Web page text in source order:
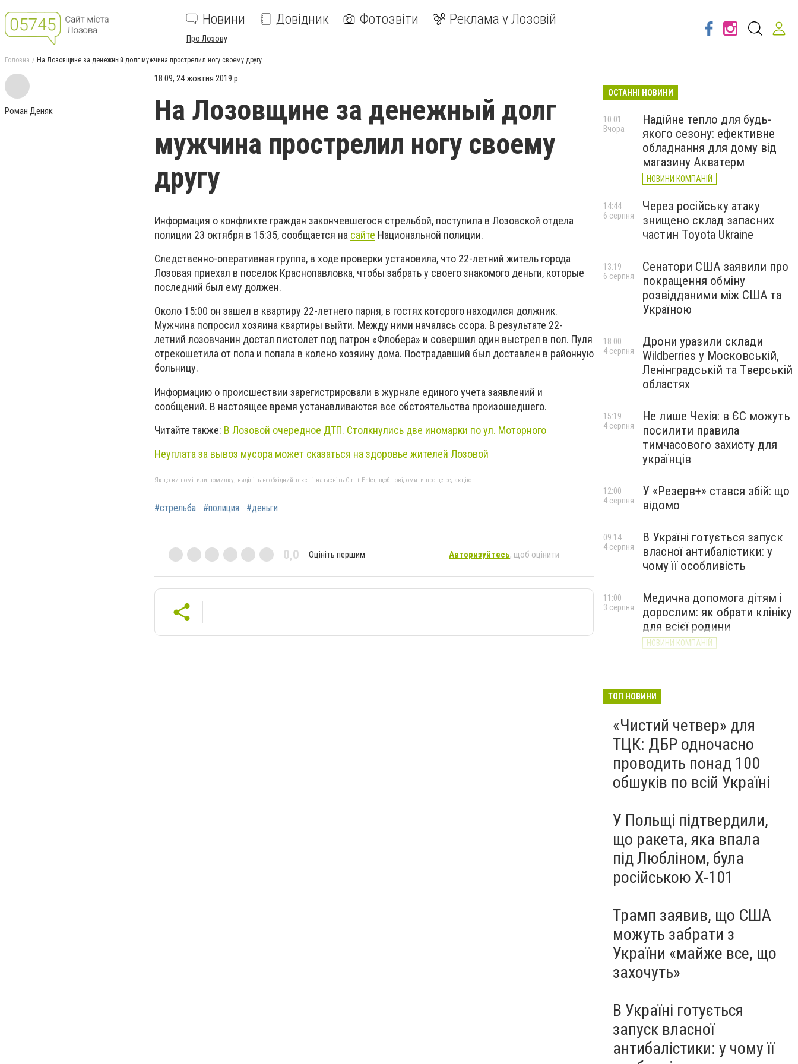
Новини Довідник Фотозвіти Реклама у Лозовій
Про Лозову
Головна На Лозовщине за денежный долг мужчина прострелил ногу своему другу
Роман Деняк
18:09, 24 жовтня 2019 р.
На Лозовщине за денежный долг
мужчина прострелил ногу своему
другу
Информация о конфликте граждан закончевшегося стрельбой, поступила в Лозовской отдела
полиции 23 октября в 15:35, сообщается на сайте Национальной полиции.
Следственно-оперативная группа, в ходе проверки установила, что 22-летний житель города
Лозовая приехал в поселок Краснопавловка, чтобы забрать у своего знакомого деньги, которые
последний был ему должен.
Около 15:00 он зашел в квартиру 22-летнего парня, в гостях которого находился должник.
Мужчина попросил хозяина квартиры выйти. Между ними началась ссора. В результате 22-
летний лозовчанин достал пистолет под патрон «Флобера» и совершил один выстрел в пол. Пуля
отрекошетила от пола и попала в колено хозяину дома. Пострадавший был доставлен в районную
больницу.
Информацию о происшествии зарегистрировали в журнале единого учета заявлений и
сообщений. В настоящее время устанавливаются все обстоятельства произошедшего.
Читайте также: В Лозовой очередное ДТП. Столкнулись две иномарки по ул. Моторного
Неуплата за вывоз мусора может сказаться на здоровье жителей Лозовой
Якщо ви помітили помилку, виділіть необхідний текст і натисніть Ctrl + Enter, щоб повідомити про це редакцію
#стрельба #полиция #деньги
0,0 Оцініть першим Авторизуйтесь, щоб оцінити
ОСТАННІ НОВИНИ
Надійне тепло для будь-
якого сезону: ефективне
обладнання для дому від
магазину Акватерм
НОВИНИ КОМПАНІЙ
10:01
Вчора
Через російську атаку
знищено склад запасних
частин Toyota Ukraine
14:44
6 серпня
Сенатори США заявили про
покращення обміну
розвідданими між США та
Україною
13:19
6 серпня
Дрони уразили склади
Wildberries у Московській,
Ленінградській та Тверській
областях
18:00
4 серпня
Не лише Чехія: в ЄС можуть
посилити правила
тимчасового захисту для
українців
15:19
4 серпня
У «Резерв+» стався збій: що
відомо
12:00
4 серпня
В Україні готується запуск
власної антибалістики: у
чому її особливість
09:14
4 серпня
Медична допомога дітям і
дорослим: як обрати клініку
для всієї родини
НОВИНИ КОМПАНІЙ
11:00
3 серпня
ТОП НОВИНИ
«Чистий четвер» для
ТЦК: ДБР одночасно
проводить понад 100
обшуків по всій Україні
У Польщі підтвердили,
що ракета, яка впала
під Любліном, була
російською Х-101
Трамп заявив, що США
можуть забрати з
України «майже все, що
захочуть»
В Україні готується
запуск власної
антибалістики: у чому її